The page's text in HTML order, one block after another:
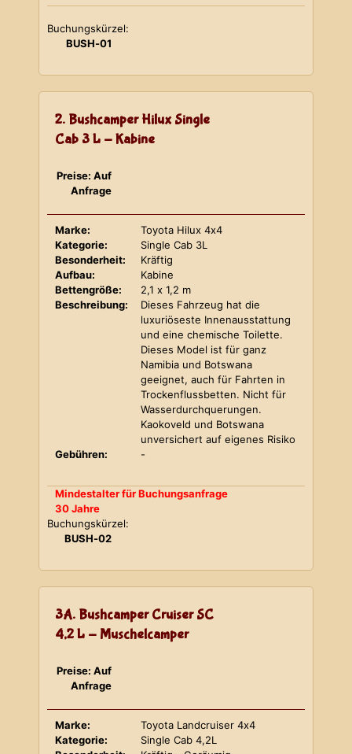
Buchungskürzel:
BUSH-01
2. Bushcamper Hilux Single
Cab 3 L - Kabine
Preise: Auf
Anfrage
Marke:
Toyota Hilux 4x4
Kategorie:
Single Cab 3L
Besonderheit:
Kräftig
Aufbau:
Kabine
Bettengröße:
2,1 x 1,2 m
Beschreibung:
Dieses Fahrzeug hat die
luxuriöseste Innenausstattung
und eine chemische Toilette.
Dieses Model ist für ganz
Namibia und Botswana
geeignet, auch für Fahrten in
Trockenflussbetten. Nicht für
Wasserdurchquerungen.
Kaokoveld und Botswana
unversichert auf eigenes Risiko
Gebühren:
-
Mindestalter für Buchungsanfrage
30 Jahre
Buchungskürzel:
BUSH-02
3A. Bushcamper Cruiser SC
4,2 L - Muschelcamper
Preise: Auf
Anfrage
Marke:
Toyota Landcruiser 4x4
Kategorie:
Single Cab 4,2L